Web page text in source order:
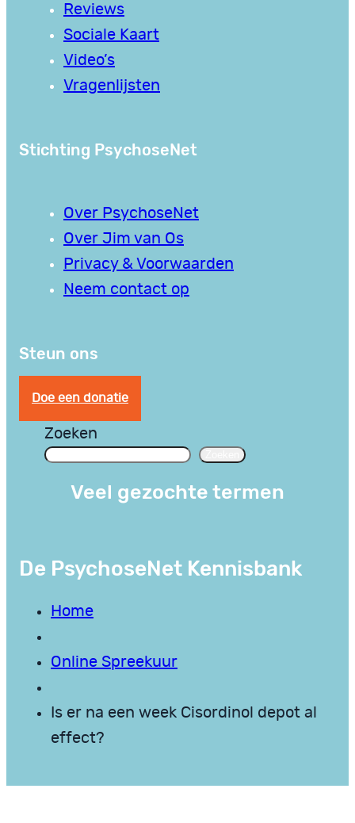
Reviews
Sociale Kaart
Video’s
Vragenlijsten
Stichting PsychoseNet
Over PsychoseNet
Over Jim van Os
Privacy & Voorwaarden
Neem contact op
Steun ons
Doe een donatie
Zoeken
Veel gezochte termen
De PsychoseNet Kennisbank
Home
Online Spreekuur
Is er na een week Cisordinol depot al
effect?